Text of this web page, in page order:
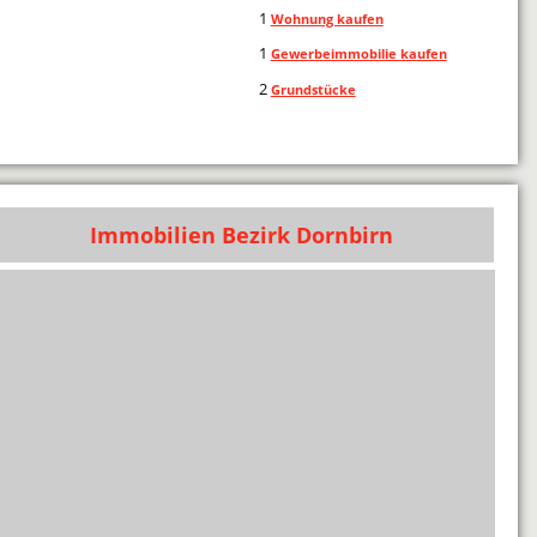
1 Wohnung kaufen
1 Gewerbeimmobilie kaufen
2 Grundstücke
Immobilien Bezirk Dornbirn